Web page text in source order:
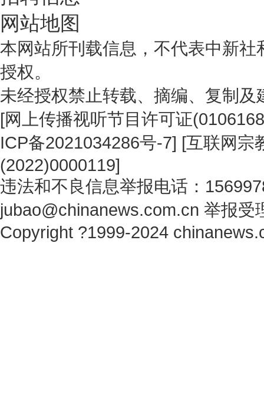
网站地图
本网站所刊载信息，不代表中新
授权。
未经授权禁止转载、摘编、复制
[网上传播视听节目许可证
ICP备2021034286号-7] [互联网宗
(2022)0000119]
违法和不良信息举报电话：
jubao@chinanews.com.cn 举报受
Copyright ?1999-2024